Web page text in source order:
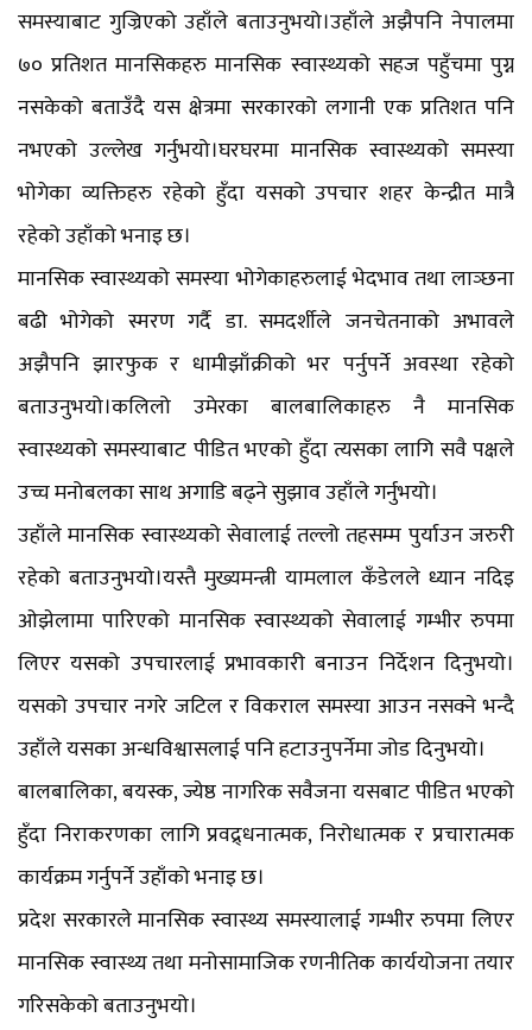
समस्याबाट गुज्रिएको उहाँले बताउनुभयो।उहाँले अझैपनि नेपालमा
७० प्रतिशत मानसिकहरु मानसिक स्वास्थ्यको सहज पहुँचमा पुग्न
नसकेको बताउँदै यस क्षेत्रमा सरकारको लगानी एक प्रतिशत पनि
नभएको उल्लेख गर्नुभयो।घरघरमा मानसिक स्वास्थ्यको समस्या
भोगेका व्यक्तिहरु रहेको हुँदा यसको उपचार शहर केन्द्रीत मात्रै
रहेको उहाँको भनाइ छ।
मानसिक स्वास्थ्यको समस्या भोगेकाहरुलाई भेदभाव तथा लाञ्छना
बढी भोगेको स्मरण गर्दै डा. समदर्शीले जनचेतनाको अभावले
अझैपनि झारफुक र धामीझाँक्रीको भर पर्नुपर्ने अवस्था रहेको
बताउनुभयो।कलिलो उमेरका बालबालिकाहरु नै मानसिक
स्वास्थ्यको समस्याबाट पीडित भएको हुँदा त्यसका लागि सवै पक्षले
उच्च मनोबलका साथ अगाडि बढ्ने सुझाव उहाँले गर्नुभयो।
उहाँले मानसिक स्वास्थ्यको सेवालाई तल्लो तहसम्म पुर्याउन जरुरी
रहेको बताउनुभयो।यस्तै मुख्यमन्त्री यामलाल कँडेलले ध्यान नदिइ
ओझेलामा पारिएको मानसिक स्वास्थ्यको सेवालाई गम्भीर रुपमा
लिएर यसको उपचारलाई प्रभावकारी बनाउन निर्देशन दिनुभयो।
यसको उपचार नगरे जटिल र विकराल समस्या आउन नसक्ने भन्दै
उहाँले यसका अन्धविश्वासलाई पनि हटाउनुपर्नेमा जोड दिनुभयो।
बालबालिका, बयस्क, ज्येष्ठ नागरिक सवैजना यसबाट पीडित भएको
हुँदा निराकरणका लागि प्रवद्र्धनात्मक, निरोधात्मक र प्रचारात्मक
कार्यक्रम गर्नुपर्ने उहाँको भनाइ छ।
प्रदेश सरकारले मानसिक स्वास्थ्य समस्यालाई गम्भीर रुपमा लिएर
मानसिक स्वास्थ्य तथा मनोसामाजिक रणनीतिक कार्ययोजना तयार
गरिसकेको बताउनुभयो।